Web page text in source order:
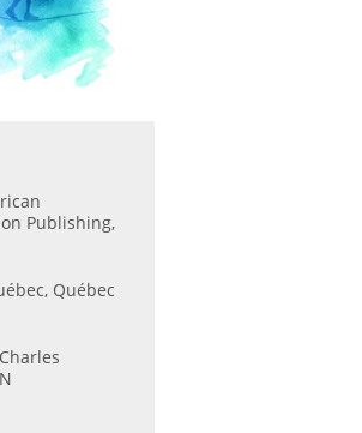
Publishing,
Québec